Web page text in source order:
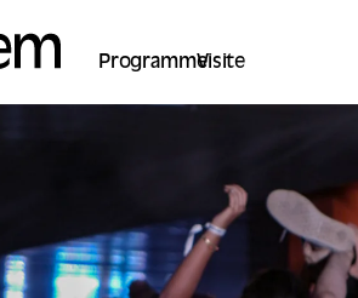
ProgrammeVisite